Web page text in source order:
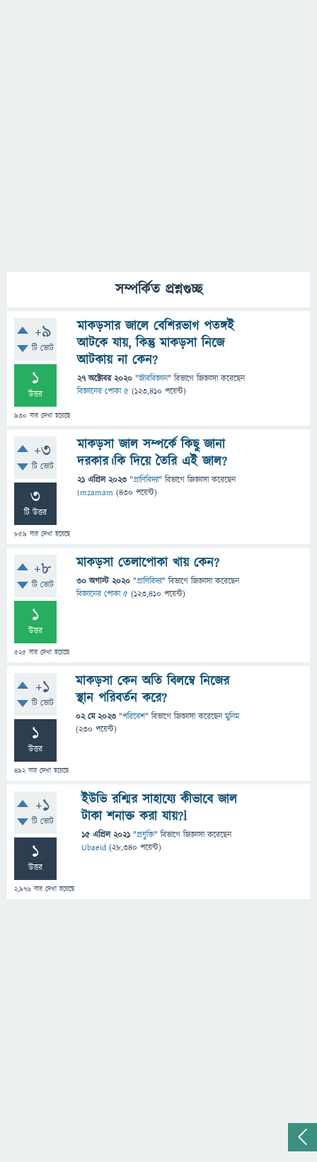
সম্পর্কিত প্রশ্নগুচ্ছ
+9
টি ভোট
1
উত্তর
930 বার দেখা হয়েছে
মাকড়সার জালে বেশিরভাগ পতঙ্গই
আটকে যায়, কিন্তু মাকড়সা নিজে
আটকায় না কেন?
27 অক্টোবর 2020 "জীববিজ্ঞান" বিভাগে জিজ্ঞাসাকরেছেন
বিজ্ঞানের পোকা ৫ (123,410 পয়েন্ট)
+3
টি ভোট
3
টি উত্তর
859 বার দেখা হয়েছে
মাকড়সা জাল সম্পর্কে কিছু জানা
দরকার।কি দিয়ে তৈরি এই জাল?
21 এপ্রিল 2023 "প্রাণিবিদ্যা" বিভাগে জিজ্ঞাসাকরেছেন
Imzamam (430 পয়েন্ট)
+8
টি ভোট
1
উত্তর
525 বার দেখা হয়েছে
মাকড়সা তেলাপোকা খায় কেন?
30 অগাস্ট 2020 "প্রাণিবিদ্যা" বিভাগে জিজ্ঞাসাকরেছেন
বিজ্ঞানের পোকা ৫ (123,410 পয়েন্ট)
+1
টি ভোট
1
উত্তর
492বার দেখা হয়েছে
মাকড়সা কেন অতি বিলম্বে নিজের
স্থান পরিবর্তন করে?
02 মে 2023 "পরিবেশ" বিভাগে জিজ্ঞাসাকরেছেনমুনিম
(230 পয়েন্ট)
+1
টি ভোট
1
উত্তর
2,976 বার দেখা হয়েছে
ইউভি রশ্মির সাহায্যে কীভাবে জাল
টাকা শনাক্ত করা যায়?l
15 এপ্রিল 2021 "প্রযুক্তি" বিভাগে জিজ্ঞাসাকরেছেন
Ubaeid (28,340 পয়েন্ট)